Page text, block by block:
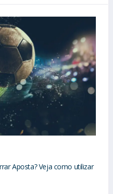
Aposta? Veja como utilizar